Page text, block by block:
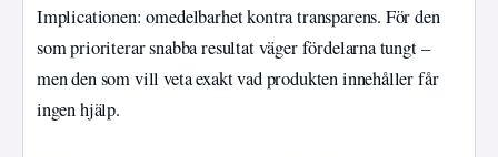
Implicationen: omedelbarhet kontra transparens. För den
som prioriterar snabba resultat väger fördelarna tungt –
men den som vill veta exakt vad produkten innehåller får
ingen hjälp.